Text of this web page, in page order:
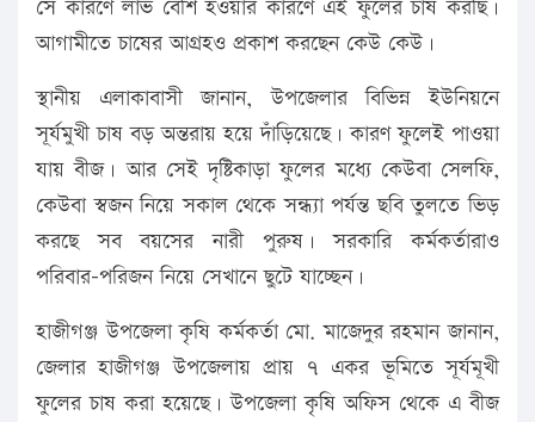
সে কারণে লাভ বেশি হওয়ার কারণে এই ফুলের চাষ করছি।
আগামীতে চাষের আগ্রহও প্রকাশ করছেন কেউ কেউ।
স্থানীয় এলাকাবাসী জানান, উপজেলার বিভিন্ন ইউনিয়নে
সূর্যমুখী চাষ বড় অন্তরায় হয়ে দাঁড়িয়েছে। কারণ ফুলেই পাওয়া
যায় বীজ। আর সেই দৃষ্টিকাড়া ফুলের মধ্যে কেউবা সেলফি,
কেউবা স্বজন নিয়ে সকাল থেকে সন্ধ্যা পর্যন্ত ছবি তুলতে ভিড়
করছে সব বয়সের নারী পুরুষ। সরকারি কর্মকর্তারাও
পরিবার-পরিজন নিয়ে সেখানে ছুটে যাচ্ছেন।
হাজীগঞ্জ উপজেলা কৃষি কর্মকর্তা মো. মাজেদুর রহমান জানান,
জেলার হাজীগঞ্জ উপজেলায় প্রায় ৭ একর ভূমিতে সূর্যমূখী
ফুলের চাষ করা হয়েছে। উপজেলা কৃষি অফিস থেকে এ বীজ